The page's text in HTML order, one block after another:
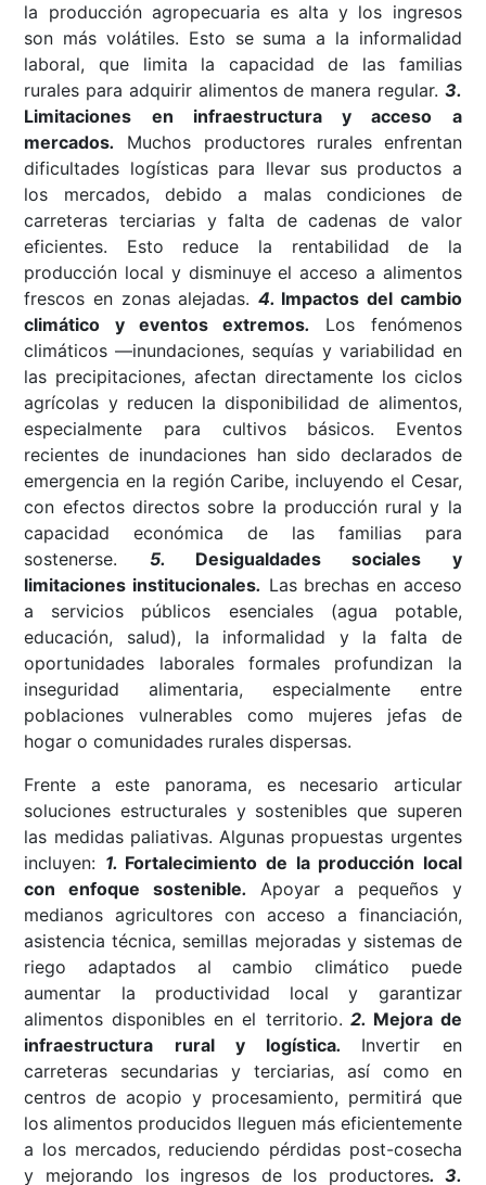
la producción agropecuaria es alta y los ingresos
son más volátiles. Esto se suma a la informalidad
laboral, que limita la capacidad de las familias
rurales para adquirir alimentos de manera regular. 3.
Limitaciones en infraestructura y acceso a
mercados.
Muchos productores rurales enfrentan
dificultades logísticas para llevar sus productos a
los mercados, debido a malas condiciones de
carreteras terciarias y falta de cadenas de valor
eficientes. Esto reduce la rentabilidad de la
producción local y disminuye el acceso a alimentos
frescos en zonas alejadas. 4. Impactos del cambio
climático y eventos extremos.
Los fenómenos
climáticos —inundaciones, sequías y variabilidad en
las precipitaciones, afectan directamente los ciclos
agrícolas y reducen la disponibilidad de alimentos,
especialmente para cultivos básicos. Eventos
recientes de inundaciones han sido declarados de
emergencia en la región Caribe, incluyendo el Cesar,
con efectos directos sobre la producción rural y la
capacidad económica de las familias para
sostenerse. 5. Desigualdades sociales y
limitaciones institucionales. Las brechas en acceso
a servicios públicos esenciales (agua potable,
educación, salud), la informalidad y la falta de
oportunidades laborales formales profundizan la
inseguridad alimentaria, especialmente entre
poblaciones vulnerables como mujeres jefas de
hogar o comunidades rurales dispersas.
Frente a este panorama, es necesario articular
soluciones estructurales y sostenibles que superen
las medidas paliativas. Algunas propuestas urgentes
incluyen: 1. Fortalecimiento de la producción local
con enfoque sostenible.
Apoyar a pequeños y
medianos agricultores con acceso a financiación,
asistencia técnica, semillas mejoradas y sistemas de
riego adaptados al cambio climático puede
aumentar la productividad local y garantizar
alimentos disponibles en el territorio. 2. Mejora de
infraestructura rural y logística.
Invertir en
carreteras secundarias y terciarias, así como en
centros de acopio y procesamiento, permitirá que
los alimentos producidos lleguen más eficientemente
a los mercados, reduciendo pérdidas post-cosecha
y mejorando los ingresos de los productores. 3.